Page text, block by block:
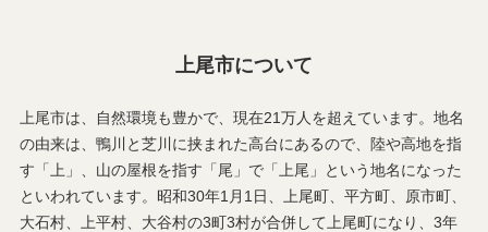
上尾市について
上尾市は、自然環境も豊かで、現在21万人を超えています。地名
の由来は、鴨川と芝川に挟まれた高台にあるので、陸や高地を指
す「上」、山の屋根を指す「尾」で「上尾」という地名になった
といわれています。昭和30年1月1日、上尾町、平方町、原市町、
大石村、上平村、大谷村の3町3村が合併して上尾町になり、3年